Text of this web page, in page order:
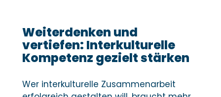
Weiterdenken und
vertiefen: Interkulturelle
Kompetenz gezielt stärken
Wer interkulturelle Zusammenarbeit